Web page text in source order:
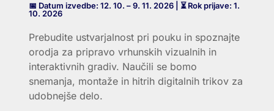
📅 Datum izvedbe: 12. 10. – 9. 11. 2026 | ⏳ Rok prijave: 1.
10. 2026
Prebudite ustvarjalnost pri pouku in spoznajte
orodja za pripravo vrhunskih vizualnih in
interaktivnih gradiv. Naučili se bomo
snemanja, montaže in hitrih digitalnih trikov za
udobnejše delo.